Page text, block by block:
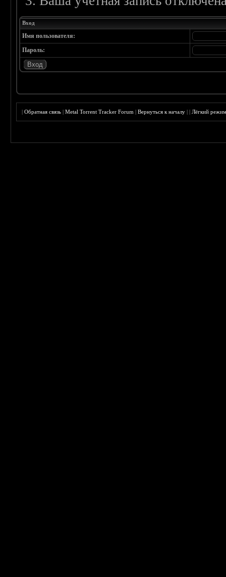
Вход
Имя пользователя:
Пароль:
|Обратная связь |Metal Torrent Tracker Forum |Вернуться к началу ||Лёгкий